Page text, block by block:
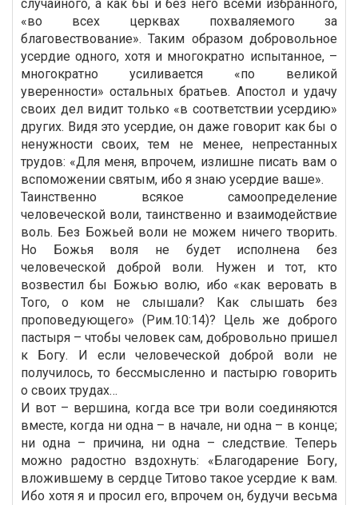
случайного, а как бы и без него всеми избранного,
«во всех церквах похваляемого за
благовествование». Таким образом добровольное
усердие одного, хотя и многократно испытанное, –
многократно усиливается «по великой
уверенности» остальных братьев. Апостол и удачу
своих дел видит только «в соответствии усердию»
других. Видя это усердие, он даже говорит как бы о
ненужности своих, тем не менее, непрестанных
трудов: «Для меня, впрочем, излишне писать вам о
вспоможении святым, ибо я знаю усердие ваше».
Таинственно всякое самоопределение
человеческой воли, таинственно и взаимодействие
воль. Без Божьей воли не можем ничего творить.
Но Божья воля не будет исполнена без
человеческой доброй воли. Нужен и тот, кто
возвестил бы Божью волю, ибо «как веровать в
Того, о ком не слышали? Как слышать без
проповедующего» (Рим.10:14)? Цель же доброго
пастыря – чтобы человек сам, добровольно пришел
к Богу. И если человеческой доброй воли не
получилось, то бессмысленно и пастырю говорить
о своих трудах…
И вот – вершина, когда все три воли соединяются
вместе, когда ни одна – в начале, ни одна – в конце;
ни одна – причина, ни одна – следствие. Теперь
можно радостно вздохнуть: «Благодарение Богу,
вложившему в сердце Титово такое усердие к вам.
Ибо хотя я и просил его, впрочем он, будучи весьма